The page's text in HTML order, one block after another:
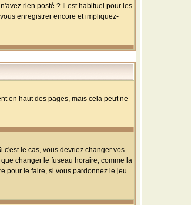
rien posté ? Il est habituel pour les
enregistrer encore et impliquez-
en haut des pages, mais cela peut ne
c'est le cas, vous devriez changer vos
changer le fuseau horaire, comme la
pour le faire, si vous pardonnez le jeu